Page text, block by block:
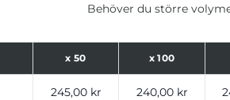
Behöver du större
x 50 x100
245,00 kr 240,00 kr